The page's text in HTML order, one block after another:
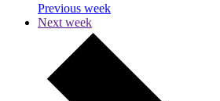
Previous week
Next week